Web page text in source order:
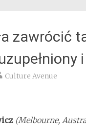
zawrócić
Culture Avenue
(Melbourne,